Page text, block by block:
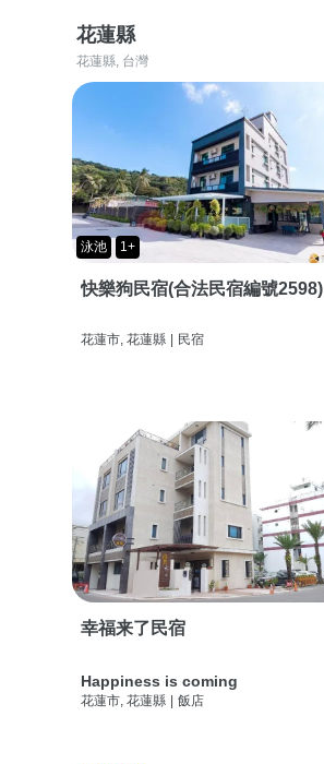
花蓮縣
花蓮縣, 台灣
泳池 1+
快樂狗民宿(合法民宿編號2598)
花蓮市, 花蓮縣 | 民宿
幸福来了民宿
Happiness is coming
花蓮市, 花蓮縣 飯店